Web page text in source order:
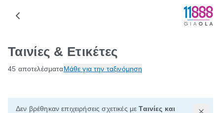
Ταινίες & Ετικέτες
45 αποτελέσματαΜάθε για την ταξινόμηση
Δεν βρέθηκαν επιχειρήσεις σχετικές μεΤαινίες και